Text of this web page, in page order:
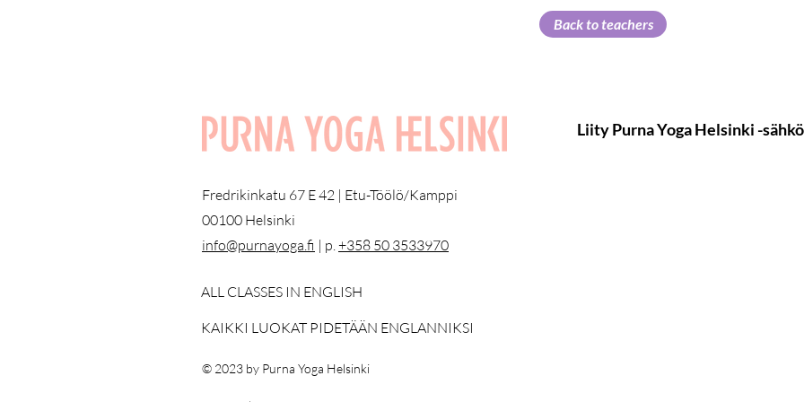
Back to teachers
Fredrikinkatu 67 E 42 | Etu-Töölö/Kamppi
00100 Helsinki
info@purnayoga.fi | p.+358 50 3533970
ALL CLASSES IN ENGLISH
KAIKKI LUOKAT PIDETÄÄN ENGLANNIKSI
© 2023 by Purna Yoga Helsinki
Liity Purna Yoga Helsinki -